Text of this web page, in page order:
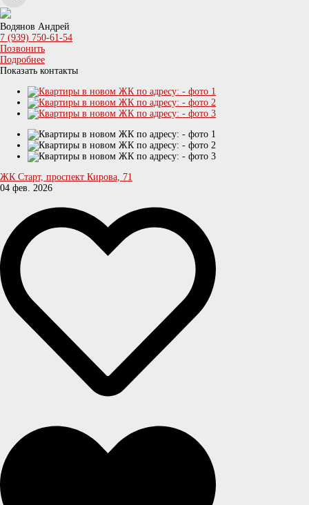
Водянов Андрей
7 (939) 750-61-54
Позвонить
Подробнее
Показать контакты
ЖК Старт, проспект Кирова, 71
04 фев. 2026